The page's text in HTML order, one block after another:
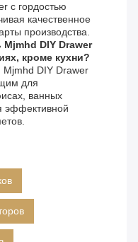
с гордостью
качественное
производства.
DIY Drawer
кроме кухни?
Mjmhd DIY Drawer
для
ванных
эффективной